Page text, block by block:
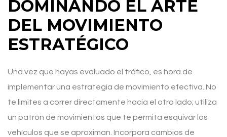
DOMINANDO EL ARTE
DEL MOVIMIENTO
ESTRATÉGICO
Una vez que hayas evaluado el tráfico, es hora de
implementar una estrategia de movimiento efectiva. No
te limites a correr directamente hacia el otro lado; utiliza
un patrón de movimientos que te permita esquivar los
vehículos que se aproximan. Incorpora cambios de